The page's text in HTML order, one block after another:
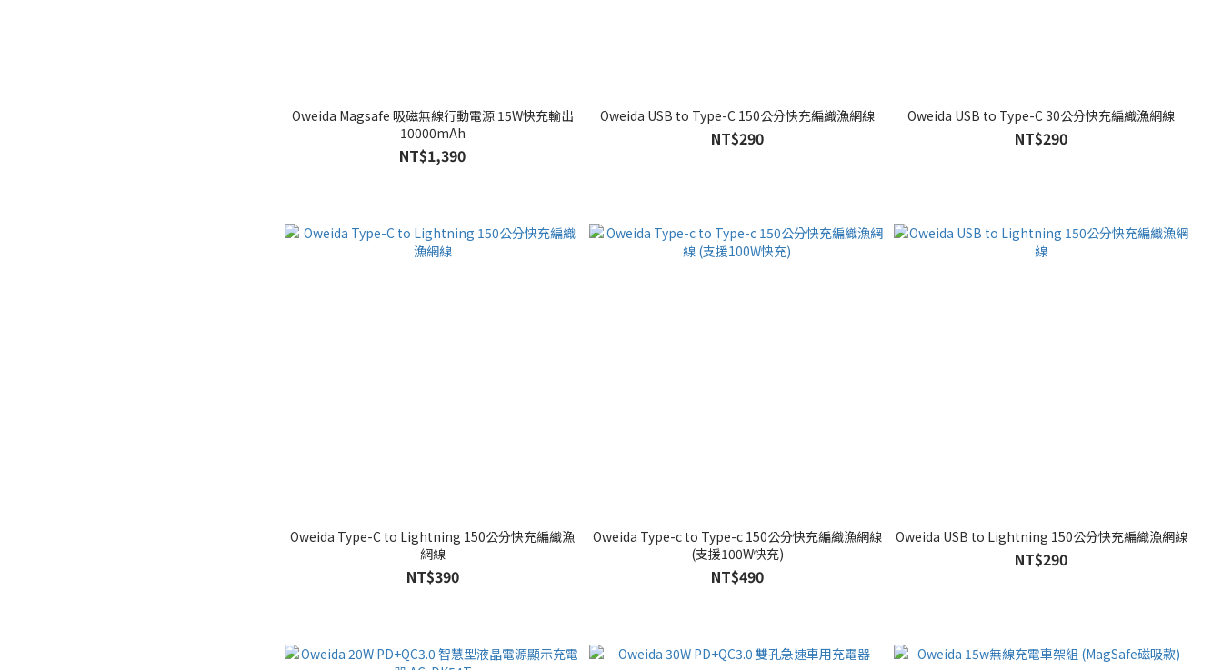
Oweida Magsafe 吸磁無線行動電源 15W快充輸出
10000mAh
NT$1,390
Oweida USB to Type-C 150公分快充編織漁網線
NT$290
Oweida USB to Type-C 30公分快充編織漁網線
NT$290
Oweida Type-C to Lightning 150公分快充編織漁
網線
NT$390
Oweida Type-c to Type-c 150公分快充編織漁網線
(支援100W快充)
NT$490
Oweida USB to Lightning 150公分快充編織漁網線
NT$290